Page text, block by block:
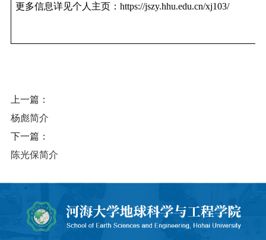
更多信息详见个人主页： https://jszy.hhu.edu.cn/xj103/
上一篇：
杨彪简介
下一篇：
陈光保简介